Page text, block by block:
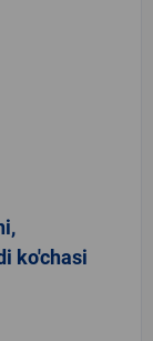
ko'chasi